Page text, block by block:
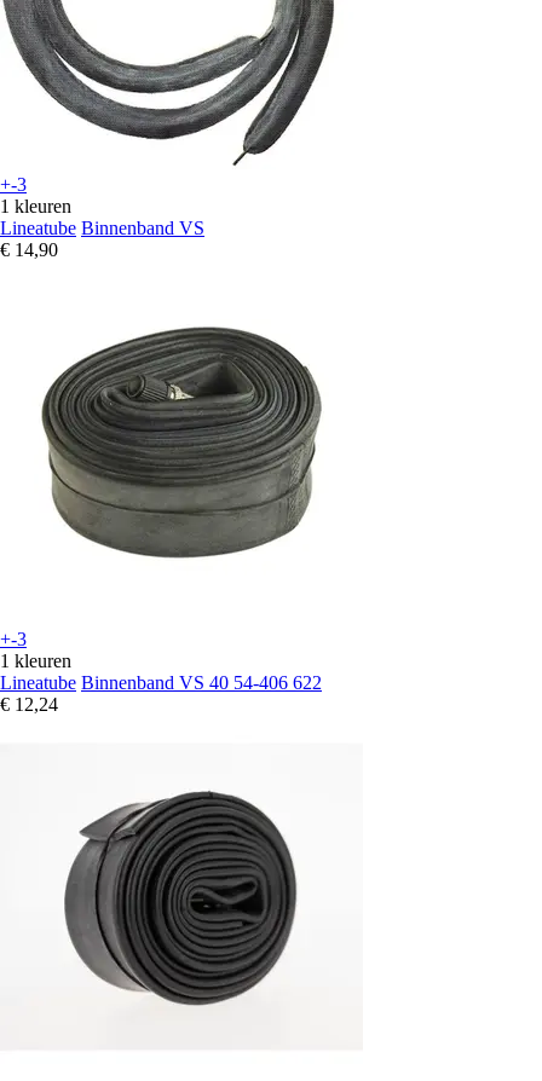
+-3
1 kleuren
Lineatube Binnenband VS
€ 14,90
+-3
1 kleuren
Lineatube Binnenband VS 40 54-406 622
€ 12,24